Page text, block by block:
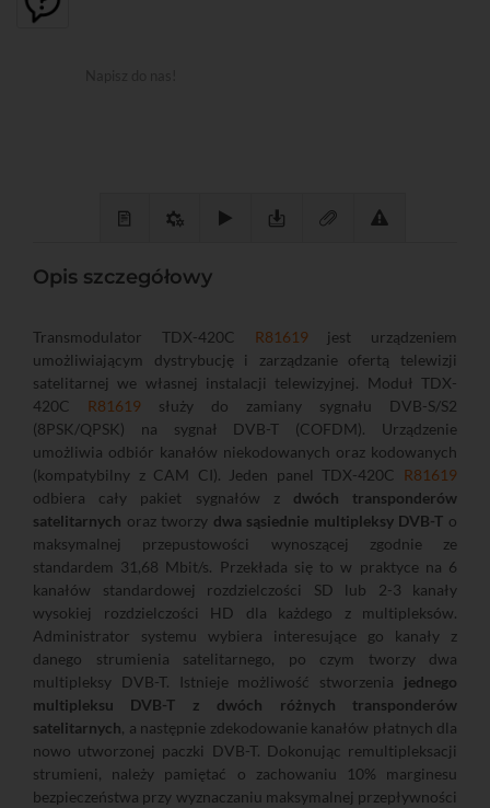
Opis szczegółowy
Transmodulator TDX-420C R81619jest urządzeniem
umożliwiającym dystrybucję i zarządzanie ofertą telewizji
satelitarnej we własnej instalacji telewizyjnej. Moduł TDX-
420C R81619 służy do zamiany sygnału DVB-S/S2
(8PSK/QPSK) na sygnał DVB-T (COFDM). Urządzenie
umożliwia odbiór kanałów niekodowanych oraz kodowanych
(kompatybilny z CAM CI). Jeden panel TDX-420C R81619
odbiera cały pakiet sygnałów z dwóch transponderów
satelitarnych oraz tworzy dwa sąsiednie multipleksy DVB-T o
maksymalnej przepustowości wynoszącej zgodnie ze
standardem 31,68 Mbit/s. Przekłada się to w praktyce na 6
kanałów standardowej rozdzielczości SD lub 2-3 kanały
wysokiej rozdzielczości HD dla każdego z multipleksów.
Administrator systemu wybiera interesujące go kanały z
danego strumienia satelitarnego, po czym tworzy dwa
multipleksy DVB-T. Istnieje możliwość stworzenia jednego
multipleksu DVB-T z dwóch różnych transponderów
satelitarnych, a następnie zdekodowanie kanałów płatnych dla
nowo utworzonej paczki DVB-T. Dokonując remultipleksacji
strumieni, należy pamiętać o zachowaniu 10% marginesu
bezpieczeństwa przy wyznaczaniu maksymalnej przepływności